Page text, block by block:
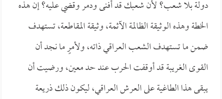
دولة بلا شعب؟ لأن شعبك قد أفنى ودمر وقضي عليه؟ إن هذه
الخطة وهذه الوثيقة الظالمة الآثمة، وثيقة المقاطعة، تستهدف
ضمن ما تستهدف الشعب العراقي ذاته، ولأمرٍ ما نجد أن
القوى الغريبة قد أوقفت الحرب عند حد معين، ورضيت أن
يبقى هذا الطاغية على العرش العراقي، ليكون ذلك ذريعة